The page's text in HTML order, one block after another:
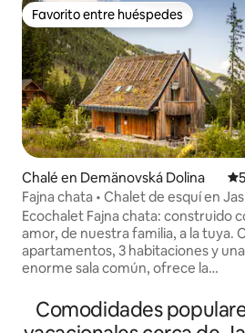
Favorito entre huéspedes
Favorito entre huéspedes
Chalé en Demänovská Dolina
Fajna chata • Chalet de esquí en
Ecochalet Fajna chata: construido
amor, de nuestra familia, a la tuya. Con 2
apartamentos, 3 habitaciones y una
enorme sala común, ofrece la
diversión. Cada habitación ofrece 2
camas con una disposición flexible
Comodidades